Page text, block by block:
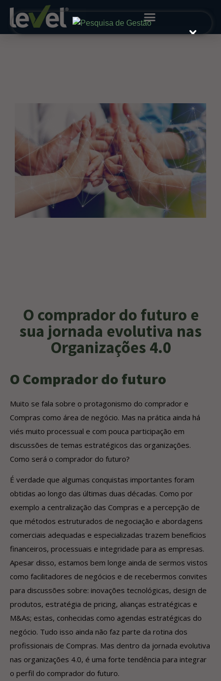
O comprador do futuro e
sua jornada evolutiva nas
Organizações 4.0
O Comprador do futuro
Muito se fala sobre o protagonismo do comprador e
Compras como área de negócio. Mas na prática ainda há
viés muito processual e com pouca participação em
discussões de temas estratégicos das organizações.
Como será o comprador do futuro?
É verdade que algumas conquistas importantes foram
obtidas ao longo das últimas duas décadas. Como por
exemplo a centralização das Compras e a percepção de
que métodos estruturados de negociação e abordagens
comerciais adequadas e especializadas trazem benefícios
financeiros, processuais e integridade para as empresas.
Apesar disso, estamos bem longe ainda de sermos vistos
como facilitadores de negócios e de recebermos convites
para discussões sobre: inovações tecnológicas, design de
produtos, estratégia de pricing, alianças estratégicas e
M&As; estas, conhecidas como agendas estratégicas do
negócio. Tudo isso ainda não faz parte da rotina dos
profissionais de Compras. Mas dentro da jornada evolutiva
nas organizações 4.0, é uma forte tendência para integrar
o perfil do comprador do futuro.